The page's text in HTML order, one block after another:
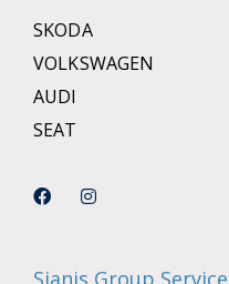
SKODA
VOLKSWAGEN
AUDI
SEAT
Sianis Group Service